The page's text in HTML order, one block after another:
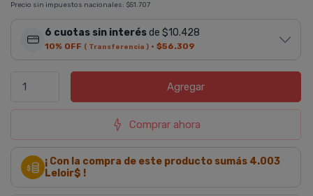
Precio sin impuestos nacionales: $51.707
6 cuotas sin interésde $10.428
10% OFF ( Transferencia ) · $56.309
Agregar
Comprar ahora
¡ Con la compra de este producto sumás 4.003
Leloir$ !